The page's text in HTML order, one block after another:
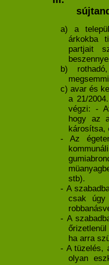
a) a
árkokba
partjait
b)
c) avar és
a 21/
végzi: -
hogy az
károsítsa,
- Az
stb).
- A
csak
- A
ha arra
- A tüzelés,
olyan